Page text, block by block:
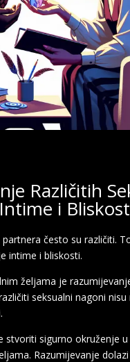
Različitih
i
često su različiti.
intime i bliskosti.
željama je
seksualni nagoni
stvoriti sigurno okruženje
Razumijevanje